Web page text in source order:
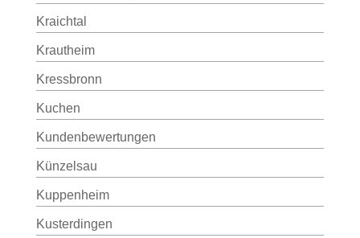
Kraichtal
Krautheim
Kressbronn
Kuchen
Kundenbewertungen
Künzelsau
Kuppenheim
Kusterdingen